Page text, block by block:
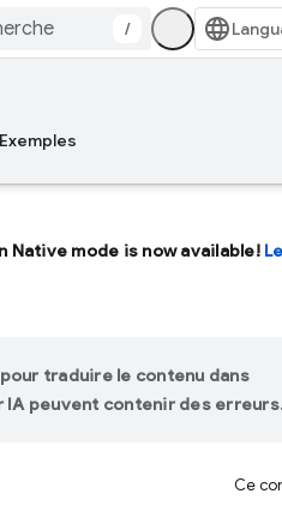
/
Exemples
mode is now available!
traduire le contenu dans
IA peuvent contenir des
Ce